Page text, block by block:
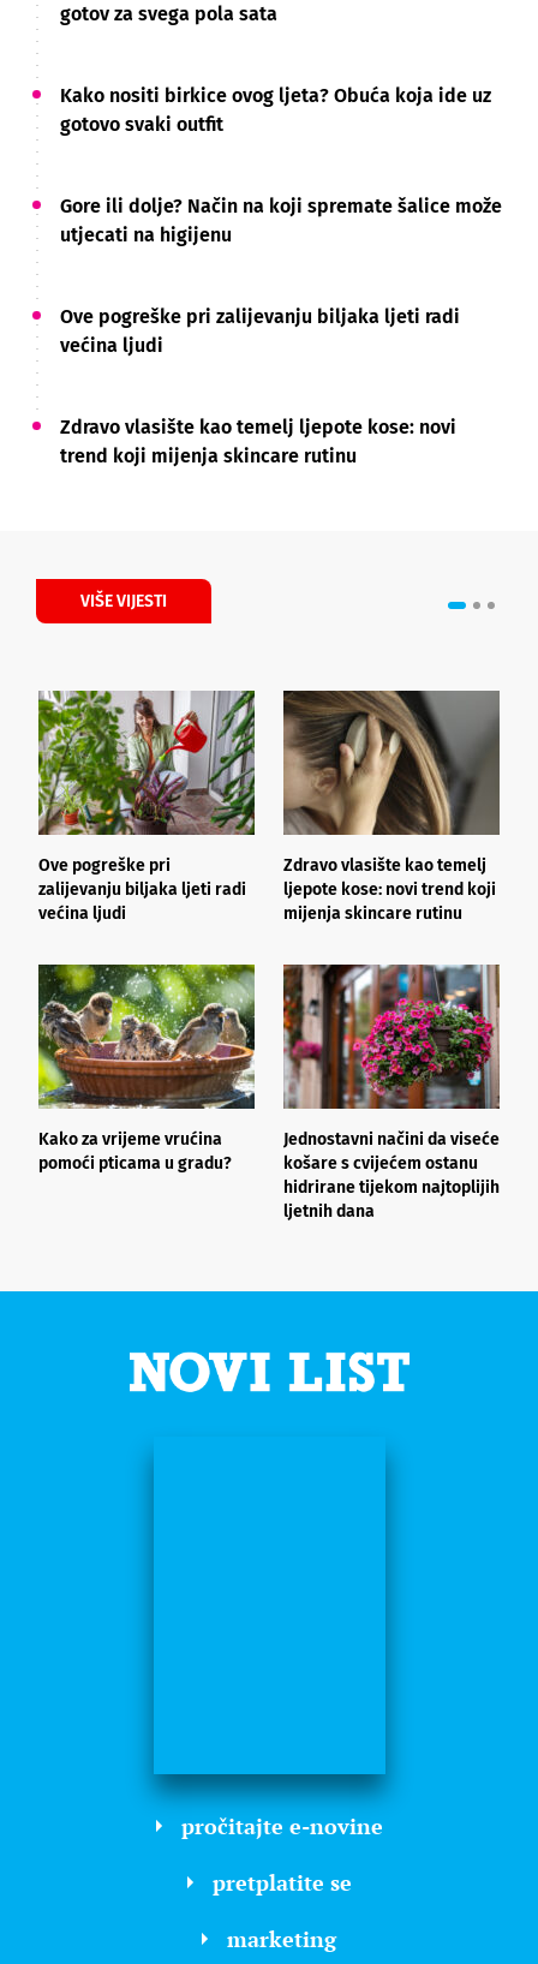
gotov za svega pola sata
Kako nositi birkice ovog ljeta? Obuća koja ide uz
gotovo svaki outfit
Gore ili dolje? Način na koji spremate šalice može
utjecati na higijenu
Ove pogreške pri zalijevanju biljaka ljeti radi
većina ljudi
Zdravo vlasište kao temelj ljepote kose: novi
trend koji mijenja skincare rutinu
VIŠE VIJESTI
Ove pogreške pri
zalijevanju biljaka ljeti radi
većina ljudi
Zdravo vlasište kao temelj
ljepote kose: novi trend koji
mijenja skincare rutinu
Kako za vrijeme vrućina
pomoći pticama u gradu?
Jednostavni načini da viseće
košare s cvijećem ostanu
hidrirane tijekom najtoplijih
ljetnih dana
pročitajte e-novine
pretplatite se
marketing